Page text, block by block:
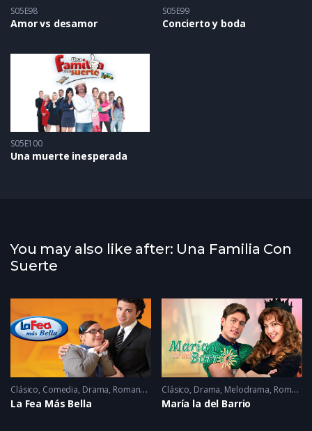
S05E98
Amor vs desamor
S05E99
Concierto y boda
S05E100
Una muerte inesperada
You may also like after: Una Familia Con
Suerte
Clásico, Comedia, Drama, Romance 2006
La Fea Más Bella
Clásico, Drama, Melodrama, Romance
María la del Barrio